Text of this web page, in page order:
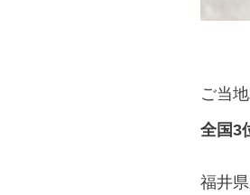
ご当
全国3
福井